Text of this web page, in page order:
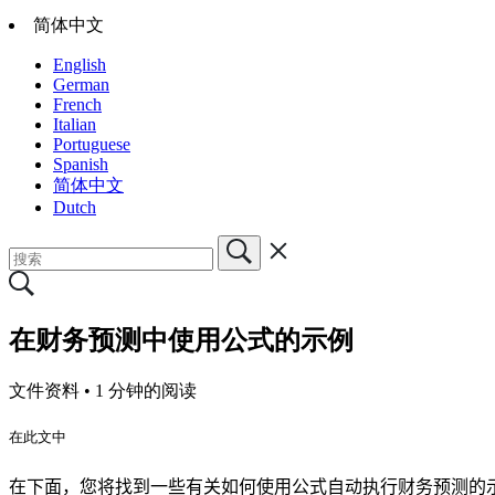
简体中文
English
German
French
Italian
Portuguese
Spanish
简体中文
Dutch
在财务预测中使用公式的示例
文件资料 • 1 分钟的阅读
在此文中
在下面，您将找到一些有关如何使用公式自动执行财务预测的